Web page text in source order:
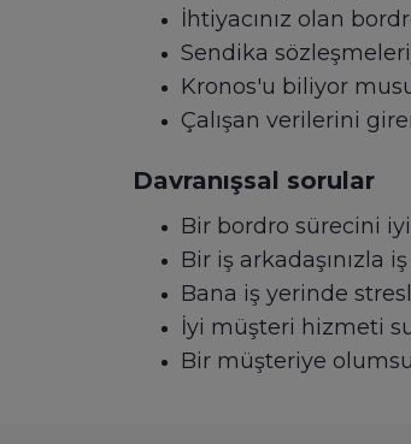
İhtiyacınız olan
Sendika
Kronos'u biliyor
Çalışan verilerini
Davranışsal sorular
Bir bordro sürecini
Bir iş arkadaşınızla
Bana iş yerinde
İyi müşteri hizmeti
Bir müşteriye